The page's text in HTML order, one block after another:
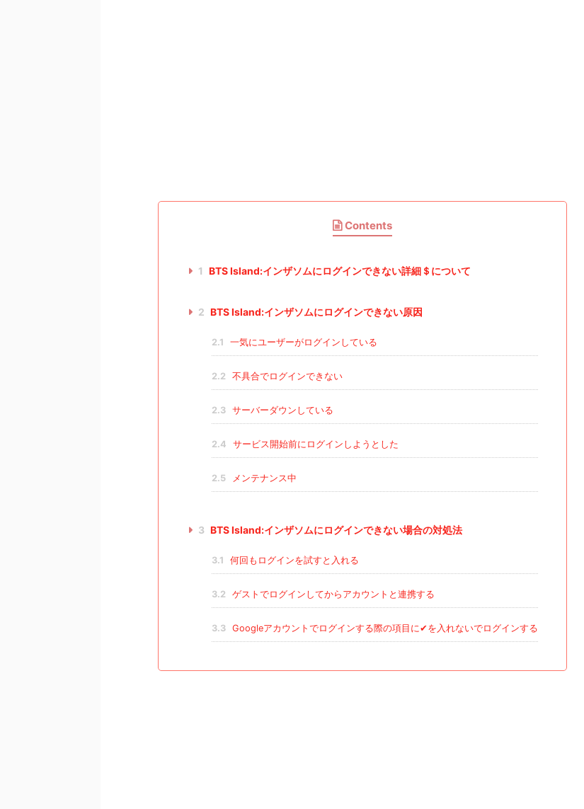
Contents
1 BTS Island:インザソムにログインできない詳細＄について
2 BTS Island:インザソムにログインできない原因
2.1 一気にユーザーがログインしている
2.2 不具合でログインできない
2.3 サーバーダウンしている
2.4 サービス開始前にログインしようとした
2.5 メンテナンス中
3 BTS Island:インザソムにログインできない場合の対処法
3.1 何回もログインを試すと入れる
3.2 ゲストでログインしてからアカウントと連携する
3.3 Googleアカウントでログインする際の項目に✔を入れないでログインする